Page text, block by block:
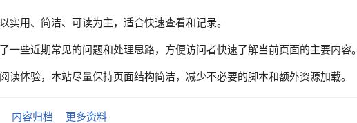
实用、简洁、可读为主，适合快速查看和记录。
一些近期常见的问题和处理思路，方便访问者快速了解当前页面的主要内容。
读体验，本站尽量保持页面结构简洁，减少不必要的脚本和额外资源加载。
内容归档 更多资料